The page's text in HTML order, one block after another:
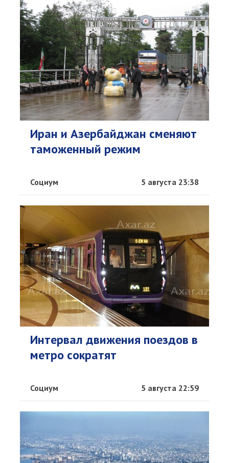
Иран и Азербайджан сменяют
таможенный режим
Социум 5 августа 23:38
Интервал движения поездов в
метро сократят
Социум 5 августа 22:59